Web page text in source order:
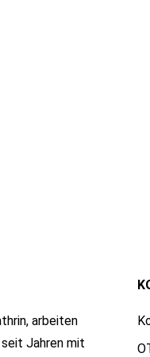
arbeiten
Jahren mit